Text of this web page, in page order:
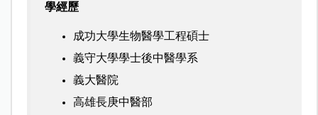
學經歷
成功大學生物醫學工程碩士
義守大學學士後中醫學系
義大醫院
高雄長庚中醫部